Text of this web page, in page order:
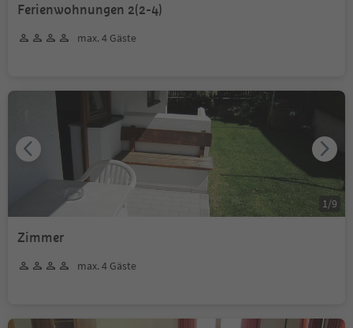
Ferienwohnungen 2(2-4)
max. 4 Gäste
Zimmer
max. 4 Gäste
1 /9